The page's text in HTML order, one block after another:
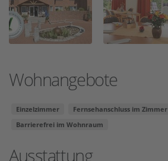
Wohnangebote
Einzelzimmer
Fernsehanschluss im Zimmer
Barrierefrei im Wohnraum
Ausstattung